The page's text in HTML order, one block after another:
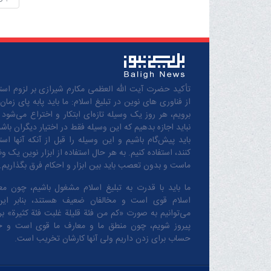
تأکید حضرت آیت الله العظمی مکارم شیرازی بر لزوم
از فناوری های نوین در تبلیغ اسلام: ما باید پابه پای
برویم، هر روز یک وسیله تازه‌ای ابتکار و اختراع
نباید اجازه بدهیم که این وسیله فقط در اختیار دیگران
باید پیش‌گام باشیم و این وسیله را قبل از آنکه آنها
کنند، استفاده کنیم. به هر حال استفاده از ابزار نوین یک
ماست و بدون تعصب باید بین ابزار و احکام فرق بگذاریم.
ما باید با قدرت به تبلیغ اسلام مشغول باشیم، چون
اسلام قوی است و مخالفان ضعیف هستند، بنابر
می‌توانیم به صورت «کم من فئة قلیلة غلبت فئة کثیرة» بر
پیروز شویم، چون منطق‌ ما و معارف ‌ما قوی است و
حساب برای زدن داریم ولی آنها کارشان تخریب است.